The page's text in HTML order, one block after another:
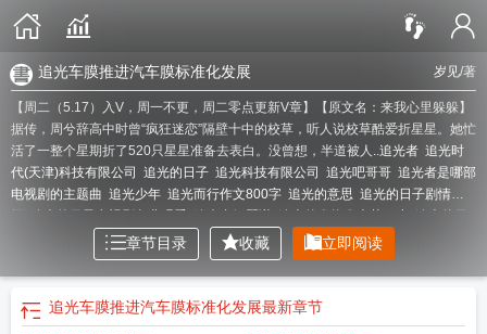
岁见/著
追光车膜推进汽车膜标准化发展
【周二（5.17）入V，周一不更，周二零点更新V章】【原文名：来我心里躲躲】
据传，周兮辞高中时曾“疯狂迷恋”隔壁十中的校草，听人说校草酷爱折星星。她忙
活了一整个星期折了520只星星准备去表白。没曾想，半道被人..追光者 追光时
代(天津)科技有限公司 追光的日子 追光科技有限公司 追光吧哥哥 追光者是哪部
电视剧的主题曲 追光少年 追光而行作文800字 追光的意思 追光的日子剧情介
追光的日子拍摄地点是哪个城市追光电影观后感追光动画全部作品
光而遇沐光而行是什么意思追光作文800字追光吧哥哥免费观看完整版视频
光科技取得含七元氮杂环专利追光观后感追光者演员表追光者是哪个电视剧的
主题曲追光吧哥哥第二季在线观看免费完整版追光影视
人追光作文追光手抄报追光作文800字记叙文优秀追光电影免费观看完整
章节目录 收藏 立即阅读
追光车膜推进汽车膜标准化发展最新章节